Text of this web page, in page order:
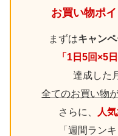
お買い物ポ
まずはキャン
「1日5回×5
達成した
全てのお買い物
さらに、
人
「週間ラン